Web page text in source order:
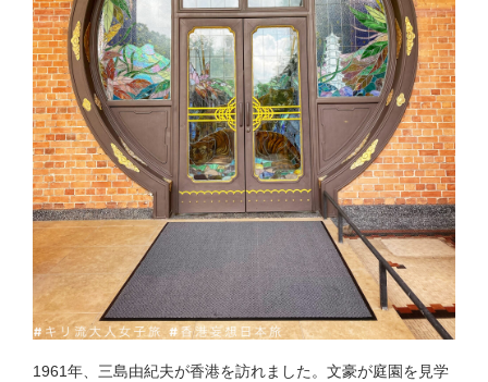
1961年、三島由紀夫が香港を訪れました。文豪が庭園を見学